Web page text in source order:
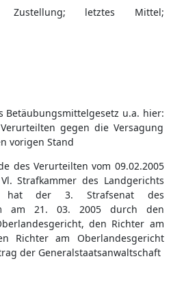
letztes Mittel;
Betäubungsmittelgesetz u.a. hier:
gegen die Versagung
vorigen Stand
des Verurteilten vom 09.02.2005
Strafkammer des Landgerichts
hat der 3. Strafsenat des
am 21. 03. 2005 durch den
den Richter am
Richter am Oberlandesgericht
der Generalstaatsanwaltschaft